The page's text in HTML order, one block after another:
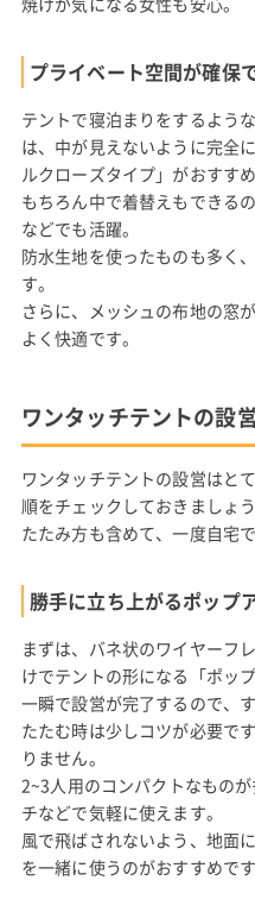
プライベート空間が確保
テントで寝泊まりをするよう
は、中が見えないように完全
ルクローズタイプ」がおすすめ
もちろん中で着替えもできる
などでも活躍。
防水生地を使ったものも多く
す。
さらに、メッシュの布地の窓
よく快適です。
ワンタッチテントの設
ワンタッチテントの設営はと
順をチェックしておきましょう
たたみ方も含めて、一度自宅
勝手に立ち上がるポップ
まずは、バネ状のワイヤーフ
けでテントの形になる「ポッ
一瞬で設営が完了するので、
たたむ時は少しコツが必要で
りません。
2~3人用のコンパクトなもの
チなどで気軽に使えます。
風で飛ばされないよう、地面
を一緒に使うのがおすすめです